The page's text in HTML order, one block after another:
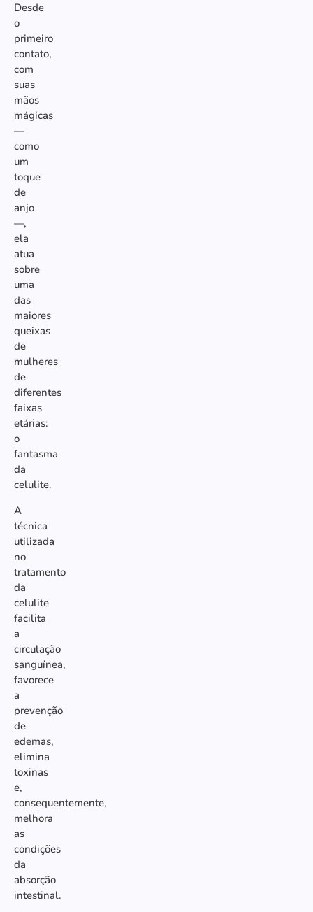
Desde
o
primeiro
contato,
com
suas
mãos
mágicas
—
como
um
toque
de
anjo
—,
ela
atua
sobre
uma
das
maiores
queixas
de
mulheres
de
diferentes
faixas
etárias:
o
fantasma
da
celulite.
A
técnica
utilizada
no
tratamento
da
celulite
facilita
a
circulação
sanguínea,
favorece
a
prevenção
de
edemas,
elimina
toxinas
e,
consequentemente,
melhora
as
condições
da
absorção
intestinal.